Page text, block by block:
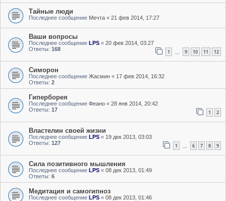
Тайные люди
Последнее сообщение Мечта « 21 фев 2014, 17:27
Ваши вопросы
Последнее сообщение LPS « 20 фев 2014, 03:27
Ответы: 168 1 9 10 11 12
Симорон
Последнее сообщение Жасмин « 17 фев 2014, 16:32
Ответы: 2
Гиперборея
Последнее сообщение Феано « 28 янв 2014, 20:42
Ответы: 17 1 2
Властелин своей жизни
Последнее сообщение LPS « 19 дек 2013, 03:03
Ответы: 127 1 6 7 8 9
Сила позитивного мышления
Последнее сообщение LPS « 08 дек 2013, 01:49
Ответы: 6
Медитация и самогипноз
Последнее сообщение LPS « 08 дек 2013, 01:46